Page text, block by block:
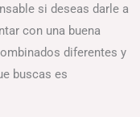
si deseas darle a
con una buena
diferentes y
buscas es